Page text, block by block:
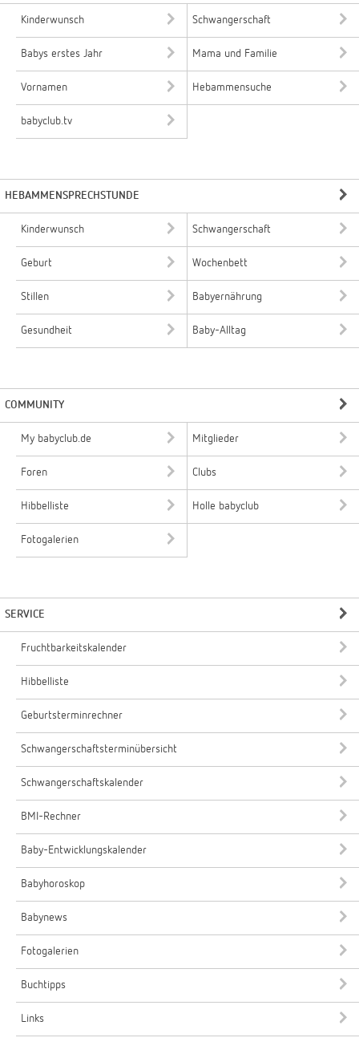
Kinderwunsch Schwangerschaft
Babys erstes Jahr Mama und Familie
Vornamen Hebammensuche
babyclub.tv
HEBAMMENSPRECHSTUNDE
Kinderwunsch Schwangerschaft
Geburt Wochenbett
Stillen Babyernährung
Gesundheit Baby-Alltag
COMMUNITY
My babyclub.de Mitglieder
Foren Clubs
Hibbelliste Holle babyclub
Fotogalerien
SERVICE
Fruchtbarkeitskalender
Hibbelliste
Geburtsterminrechner
Schwangerschaftsterminübersicht
Schwangerschaftskalender
BMI-Rechner
Baby-Entwicklungskalender
Babyhoroskop
Babynews
Fotogalerien
Buchtipps
Links